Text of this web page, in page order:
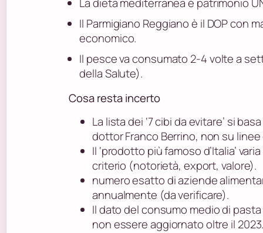
La dieta mediterranea è patrimonio
Il Parmigiano Reggiano è il DOP con
economico.
Il pesce va consumato 2-4 volte a
della Salute).
Cosa resta incerto
La lista dei ‘7 cibi da evitare’ si
dottor Franco Berrino, non su
Il ‘prodotto più famoso d’Italia’
criterio (notorietà, export, valore).
numero esatto di aziende
annualmente (da verificare).
Il dato del consumo medio di
non essere aggiornato oltre il